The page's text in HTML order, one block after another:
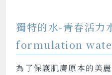
獨特的水-青春活
formulation
為了保護肌膚原本的美